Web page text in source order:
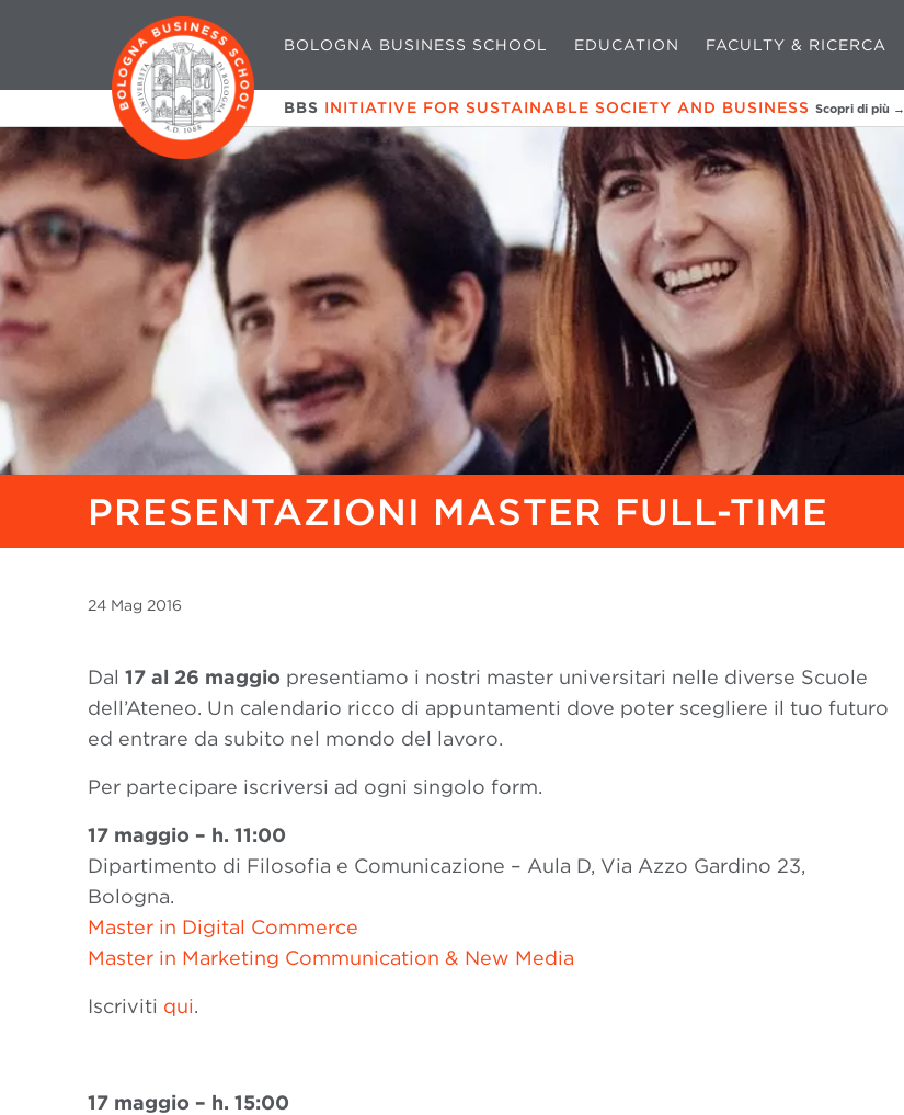
BOLOGNA BUSINESS SCHOOL EDUCATION FACULTY & RICERCA
BBS INITIATIVE FOR SUSTAINABLE SOCIETY AND BUSINESS Scopri di più →
PRESENTAZIONI MASTER FULL-TIME
24 Mag 2016
Dal 17 al 26 maggio presentiamo i nostri master universitari nelle diverse Scuole
dell’Ateneo. Un calendario ricco di appuntamenti dove poter scegliere il tuo futuro
ed entrare da subito nel mondo del lavoro.
Per partecipare iscriversi ad ogni singolo form.
17 maggio – h. 11:00
Dipartimento di Filosofia e Comunicazione – Aula D, Via Azzo Gardino 23,
Bologna.
Master in Digital Commerce
Master in Marketing Communication & New Media
Iscriviti qui.
17 maggio – h. 15:00